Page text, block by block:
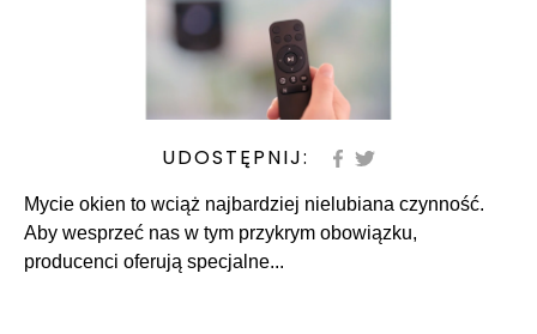
UDOSTĘPNIJ:
Mycie okien to wciąż najbardziej nielubiana czynność.
Aby wesprzeć nas w tym przykrym obowiązku,
producenci oferują specjalne...